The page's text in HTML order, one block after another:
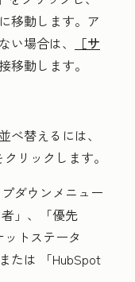
に移動します。ア
い場合は、
［サ
移動します。
替えるには、
クリックします。
プダウンメニュー
」、「優先
ットステータ
たは
「HubSpot